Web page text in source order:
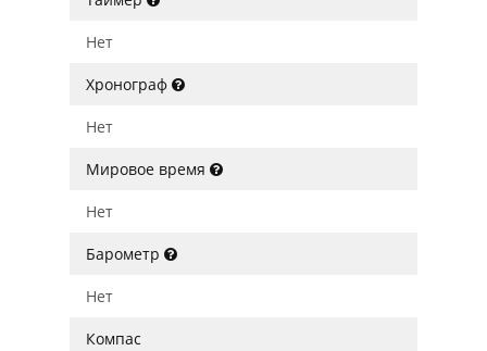
Нет
Хронограф
Нет
Мировое время
Нет
Барометр
Нет
Компас